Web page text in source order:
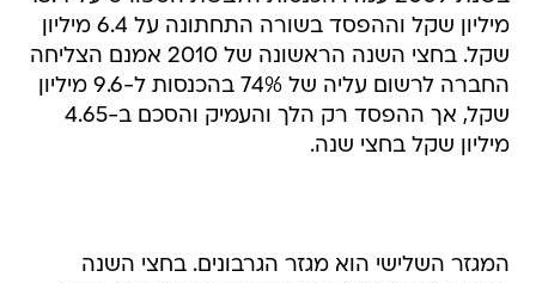
מיליון שקל וההפסד בשורה התחתונה על 6.4 מיליון
שקל. בחצי השנה הראשונה של 2010 אמנם הצליחה
החברה לרשום עליה של 74% בהכנסות ל-9.6 מיליון
שקל, אך ההפסד רק הלך והעמיק והסכם ב-4.65
מיליון שקל בחצי שנה.
המגזר השלישי הוא מגזר הגרבונים. בחצי השנה